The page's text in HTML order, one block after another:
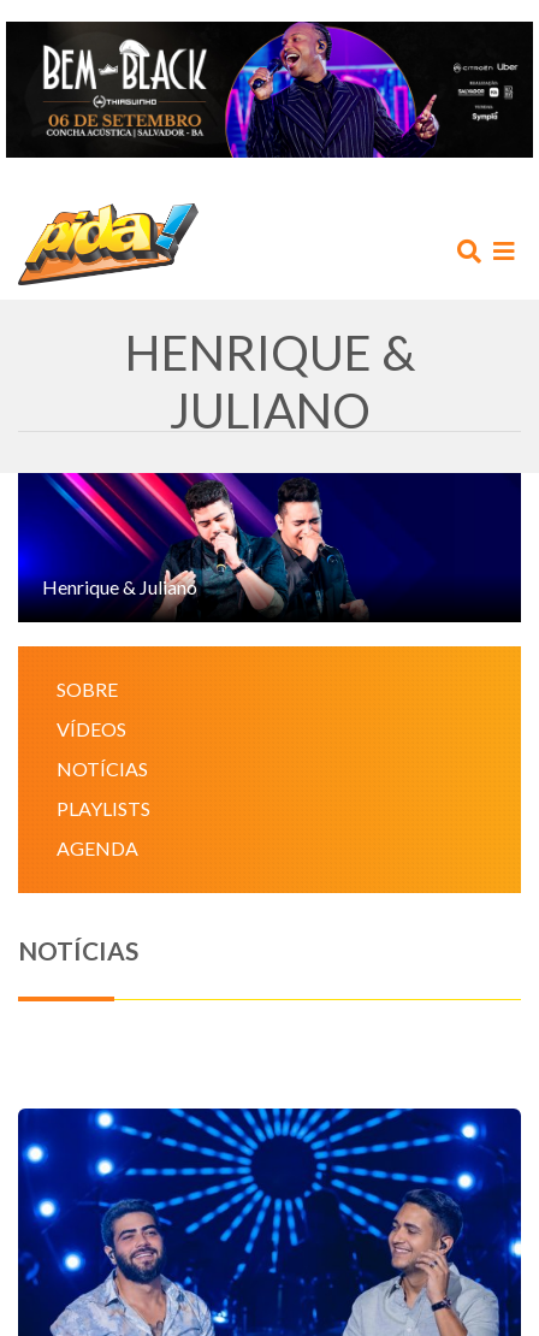
AGENDA
NOTÍCIAS
VÍDEOS
HENRIQUE &
JULIANO
Henrique & Juliano
SOBRE
VÍDEOS
NOTÍCIAS
PLAYLISTS
AGENDA
NOTÍCIAS